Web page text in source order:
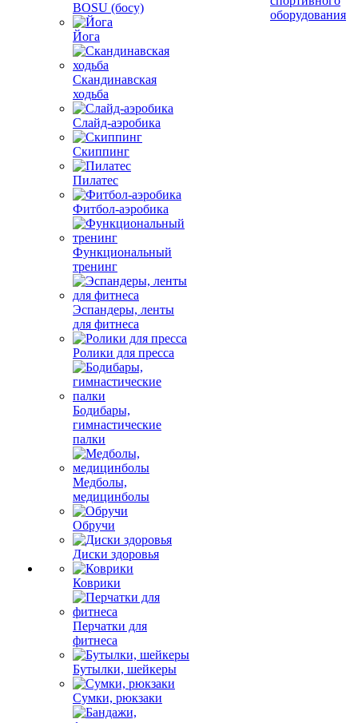
BOSU (босу)
Йога
Скандинавская
ходьба
Слайд-аэробика
Скиппинг
Пилатес
Фитбол-аэробика
Функциональный
тренинг
Эспандеры, ленты
для фитнеса
Ролики для пресса
Бодибары,
гимнастические
палки
Медболы,
медицинболы
Обручи
Диски здоровья
Коврики
Перчатки для
фитнеса
Бутылки, шейкеры
Сумки, рюкзаки
оборудования